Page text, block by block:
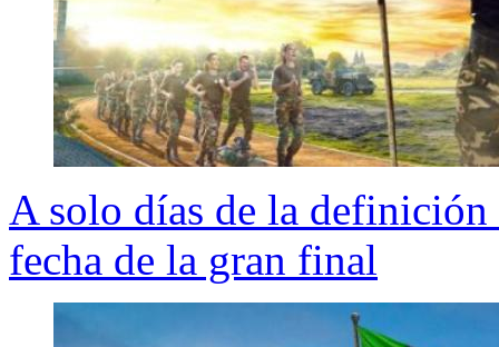
A solo días de la definición
fecha de la gran final